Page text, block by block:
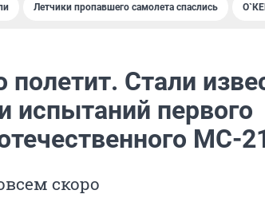
Летчики пропавшего самолета спаслись
полетит. Стали
испытаний первого
МС-
скоро